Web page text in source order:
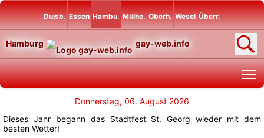
Duisb. Essen Hambu. Mülhe. Oberh. Wesel Überr.
Hamburg gay-web.info
Donnerstag, 06. August 2026
Dieses Jahr begann das Stadtfest St. Georg wieder mit dem
besten Wetter!